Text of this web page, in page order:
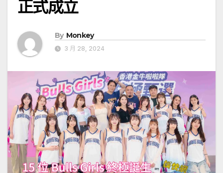
正式成立
By Monkey
3 月 28, 2024